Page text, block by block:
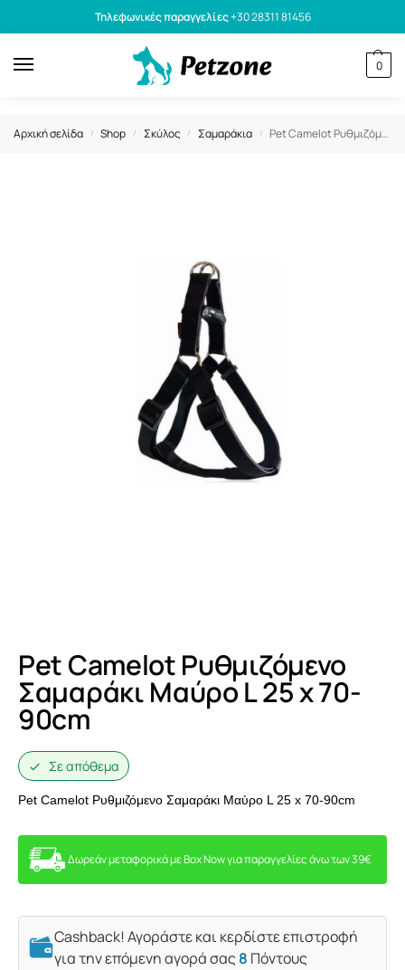
Τηλεφωνικές παραγγελίες+30 28311 81456
0
Αρχική σελίδα / Shop / Σκύλος / Σαμαράκια / Pet Camelot Ρυθμιζόμενο Σαμαράκι Μαύρο L 25 x 70-90cm
Pet Camelot Ρυθμιζόμενο
Σαμαράκι Μαύρο L 25 x 70-
90cm
Σε απόθεμα
Pet Camelot Ρυθμιζόμενο Σαμαράκι Μαύρο L 25 x 70-90cm
Δωρεάν μεταφορικά με Box Now για παραγγελίες άνω των 39€
Cashback! Αγοράστε και κερδίστε επιστροφή
για την επόμενη αγορά σας8 Πόντους